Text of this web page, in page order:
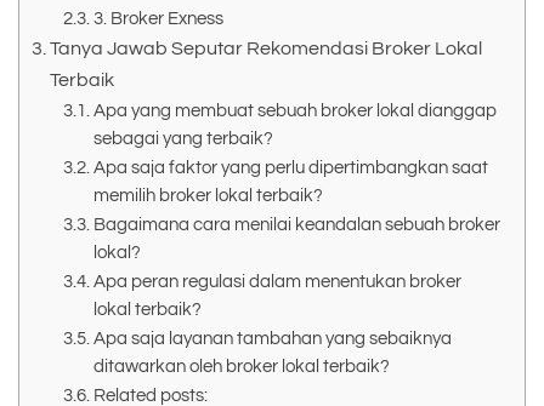
3. Broker Exness
Tanya Jawab Seputar Rekomendasi Broker Lokal
Terbaik
Apa yang membuat sebuah broker lokal dianggap
sebagai yang terbaik?
Apa saja faktor yang perlu dipertimbangkan saat
memilih broker lokal terbaik?
Bagaimana cara menilai keandalan sebuah broker
lokal?
Apa peran regulasi dalam menentukan broker
lokal terbaik?
Apa saja layanan tambahan yang sebaiknya
ditawarkan oleh broker lokal terbaik?
Related posts: